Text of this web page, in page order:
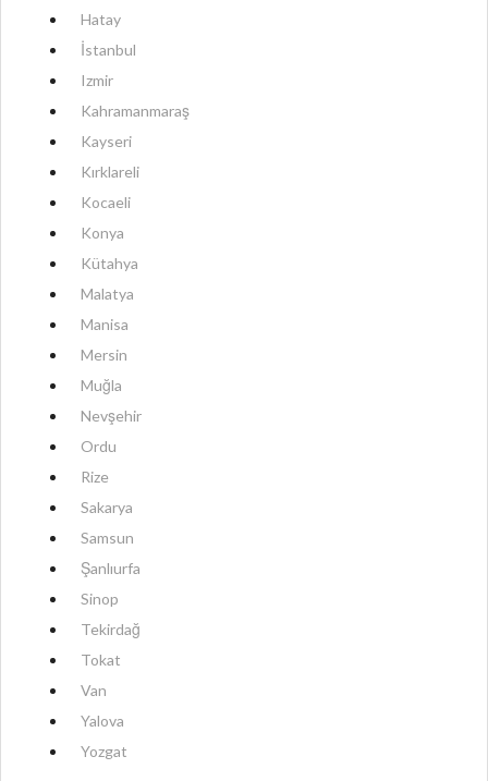
Hatay
İstanbul
Izmir
Kahramanmaraş
Kayseri
Kırklareli
Kocaeli
Konya
Kütahya
Malatya
Manisa
Mersin
Muğla
Nevşehir
Ordu
Rize
Sakarya
Samsun
Şanlıurfa
Sinop
Tekirdağ
Tokat
Van
Yalova
Yozgat